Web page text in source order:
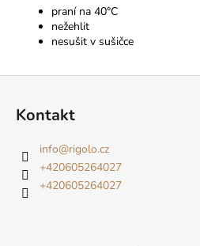
praní na 40°C
nežehlit
nesušit v sušičce
Kontakt
info@rigolo.cz
+420605264027
+420605264027